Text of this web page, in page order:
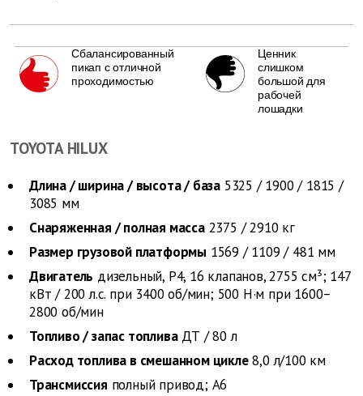
Сбалансированный
пикап с отличной
проходимостью
Ценник
слишком
большой для
рабочей
лошадки
TOYOTA HILUX
Длина / ширина / высота / база 5325 / 1900 / 1815 /
3085 мм
Снаряженная / полная масса2375 / 2910 кг
Размер грузовой платформы 1569 / 1109 / 481 мм
Двигатель дизельный, Р4, 16 клапанов, 2755 см³; 147
кВт / 200 л.с. при 3400 об/мин; 500 Н·м при 1600–
2800 об/мин
Топливо / запас топливаДТ / 80 л
Расход топлива в смешанном цикле8,0 л/100 км
Трансмиссия полный привод; А6